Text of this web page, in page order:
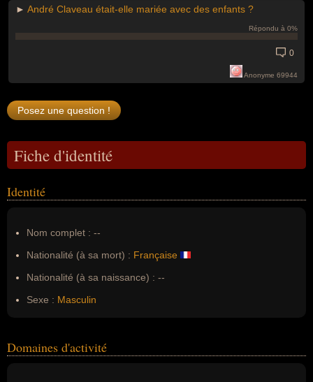
► André Claveau était-elle mariée avec des enfants ?
Répondu à 0%
0
Anonyme 69944
Fiche d'identité
Identité
Nom complet : --
Nationalité (à sa mort) : Française
Nationalité (à sa naissance) : --
Sexe : Masculin
Domaines d'activité